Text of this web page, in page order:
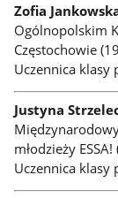
Zofia
Ogólnopolskim
Częstochowie
Uczennica klasy
Justyna
młodzieży
Uczennica klasy